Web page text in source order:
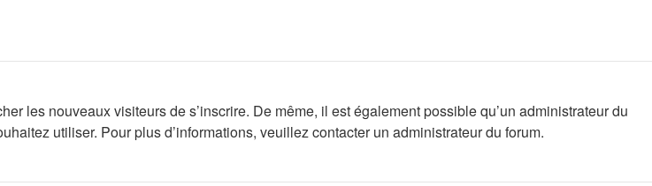
les nouveaux visiteurs de s’inscrire. De même, il est également possible qu’un administrateur du
utiliser. Pour plus d’informations, veuillez contacter un administrateur du forum.